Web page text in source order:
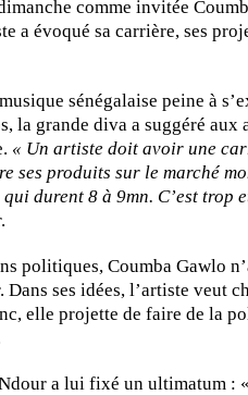
comme invitée
a évoqué sa carrière, ses
sénégalaise peine à
la grande diva a suggéré aux
« Un artiste doit avoir une
ses produits sur le marché
durent 8 à 9mn. C’est trop
politiques, Coumba Gawlo
ses idées, l’artiste veut
elle projette de faire de la
a lui fixé un ultimatum :